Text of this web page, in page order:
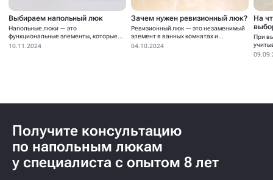
Выбираем напольный люк
Напольные люки — это
функциональные элементы, которые
устанавливаются для...
10.11.2024
Зачем нужен ревизионный люк?
Ревизионный люк — это незаменимый
элемент в ванных комнатах и...
04.10.2024
На
При
Получите консультацию
по напольным люкам
у специалиста с опытом 8 лет